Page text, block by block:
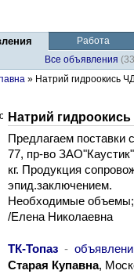
Работа
Все объявления
» Натрий гидроокись
Натрий
Предлагаем поставки
77, пр-во
кг. Продукция
эпид.заключением.
Необходимые
/Елена Николаевна
ТК-Топаз -
Старая Купавна,